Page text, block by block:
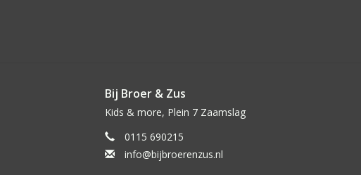
Bij Broer & Zus
Kids & more, Plein 7 Zaamslag
0115 690215
info@bijbroerenzus.nl